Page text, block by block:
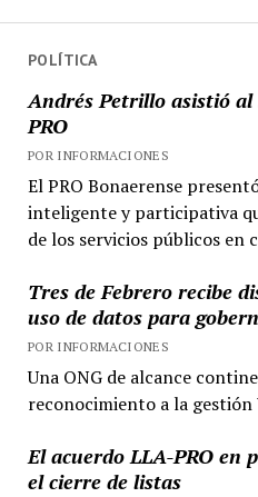
POLÍTICA
Andrés Petrillo asistió
PRO
POR INFORMACIONES
El PRO Bonaerense
inteligente y participativa
de los servicios públicos en
Tres de Febrero recibe
uso de datos para
POR INFORMACIONES
Una ONG de alcance
reconocimiento a la gestión
El acuerdo LLA-PRO en
el cierre de listas
de
Loma